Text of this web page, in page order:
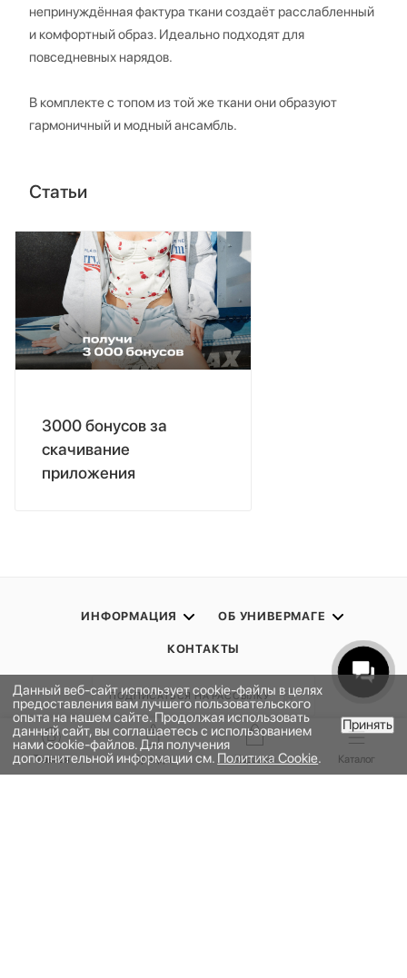
В КОРЗИНУ
непринуждённая фактура ткани создаёт расслабленный
и комфортный образ. Идеально подходят для
повседневных нарядов.
В комплекте с топом из той же ткани они образуют
гармоничный и модный ансамбль.
Статьи
3000 бонусов за
скачивание
приложения
ИНФОРМАЦИЯ ОБ УНИВЕРМАГЕ
КОНТАКТЫ
ПОДПИСАТЬСЯ НА РАССЫЛКУ
ПОЛИТИКА КОНФИДЕНЦИАЛЬНОСТИ
Данный веб-сайт использует cookie-файлы в целях
предоставления вам лучшего пользовательского
опыта на нашем сайте. Продолжая использовать
данный сайт, вы соглашаетесь с использованием
нами cookie-файлов. Для получения
дополнительной информации см. Политика Cookie.
Принять
Главная Бренды Корзина Каталог